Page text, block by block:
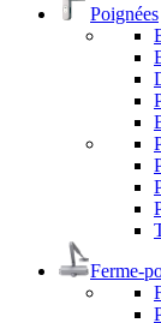
Poignées
Ferme-